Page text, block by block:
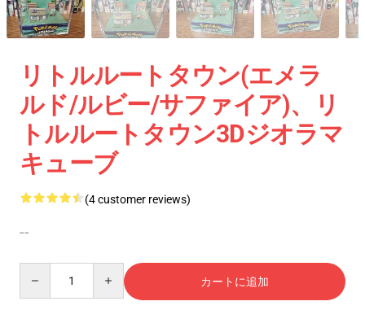
リトルルートタウン(エメラ
ルド/ルビー/サファイア)、リ
トルルートタウン3Dジオラマ
キューブ
(4 customer reviews)
--
カートに追加